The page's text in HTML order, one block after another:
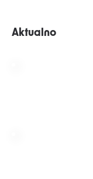
Aktualno